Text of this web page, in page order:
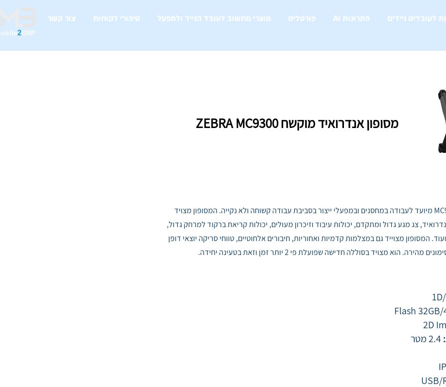
2ERP
לעובדים ניידים פתרונות AI פורטלים מוצרי מחשוב לעובד הנייד ולמפעל סיפורי לקוחות צור קשר
מסופון אנדרואיד מוקשח ZEBRA MC9300
מסופון נייד MC9000 מיועד לעבודה במחסנים ובמפעלי ייצור בסביבת עבודה קשוחה ולא נקייה. המסופון מצויד
צג מגע גדול ומתקדם, יכולות עיבוד וזיכרון מעולים, יכולות קריאת ברקוד למרחק גדול,
המסופון מצוייד גם במצלמות קדמיות ואחוריות, חיבורים אלחוטיים, טווחי סריקה יוצאי דופן
מהירה. הוא מצויד בסוללה חדישה שפועלת פי 2 יותר זמן וזאת בטעינה יחידה.
Flash 32GB/
2D
2.4 מטר